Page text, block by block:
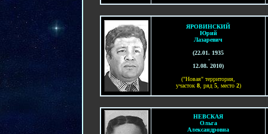
ЯРОВИНСКИЙ
Юрий
Лазаревич
(22.01. 1935
-
12.08. 2010)
("Новая" территория,
участок 8, ряд 5, место 2)
НЕВСКАЯ
Ольга
Александровна